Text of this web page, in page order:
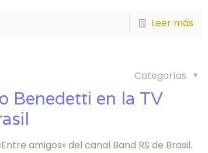
Leer más
Categorías
Benedetti en la TV
amigos» del canal Band RS de Brasil.